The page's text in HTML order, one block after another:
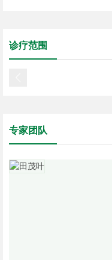
诊疗范围
专家团队